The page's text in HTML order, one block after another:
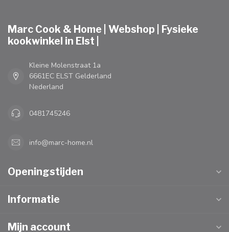
Marc Cook & Home | Webshop | Fysieke
kookwinkel in Elst |
Kleine Molenstraat 1a
6661EC ELST Gelderland
Nederland
0481745246
info@marc-home.nl
Openingstijden
Informatie
Mijn account